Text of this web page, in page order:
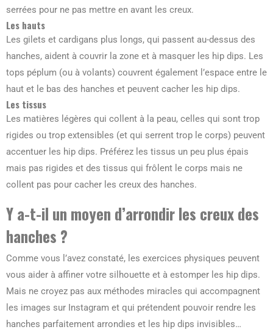
serrées pour ne pas mettre en avant les creux.
Les hauts
Les gilets et cardigans plus longs, qui passent au-dessus des
hanches, aident à couvrir la zone et à masquer les hip dips. Les
tops péplum (ou à volants) couvrent également l’espace entre le
haut et le bas des hanches et peuvent cacher les hip dips.
Les tissus
Les matières légères qui collent à la peau, celles qui sont trop
rigides ou trop extensibles (et qui serrent trop le corps) peuvent
accentuer les hip dips. Préférez les tissus un peu plus épais
mais pas rigides et des tissus qui frôlent le corps mais ne
collent pas pour cacher les creux des hanches.
Y a-t-il un moyen d’arrondir les creux des
hanches ?
Comme vous l’avez constaté, les exercices physiques peuvent
vous aider à affiner votre silhouette et à estomper les hip dips.
Mais ne croyez pas aux méthodes miracles qui accompagnent
les images sur Instagram et qui prétendent pouvoir rendre les
hanches parfaitement arrondies et les hip dips invisibles…